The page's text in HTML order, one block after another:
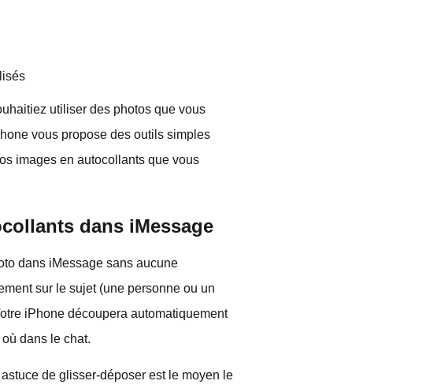
utiliser des photos que vous
vous propose des outils simples
images en autocollants que vous
dans iMessage
dans iMessage sans aucune
sur le sujet (une personne ou un
iPhone découpera automatiquement
dans le chat.
astuce de glisser-déposer est le moyen le